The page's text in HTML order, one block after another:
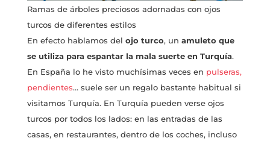
Ramas de árboles preciosos adornadas con ojos
turcos de diferentes estilos
En efecto hablamos del ojo turco, un amuleto que
se utiliza para espantar la mala suerte en Turquía.
En España lo he visto muchísimas veces en pulseras,
pendientes… suele ser un regalo bastante habitual si
visitamos Turquía. En Turquía pueden verse ojos
turcos por todos los lados: en las entradas de las
casas, en restaurantes, dentro de los coches, incluso